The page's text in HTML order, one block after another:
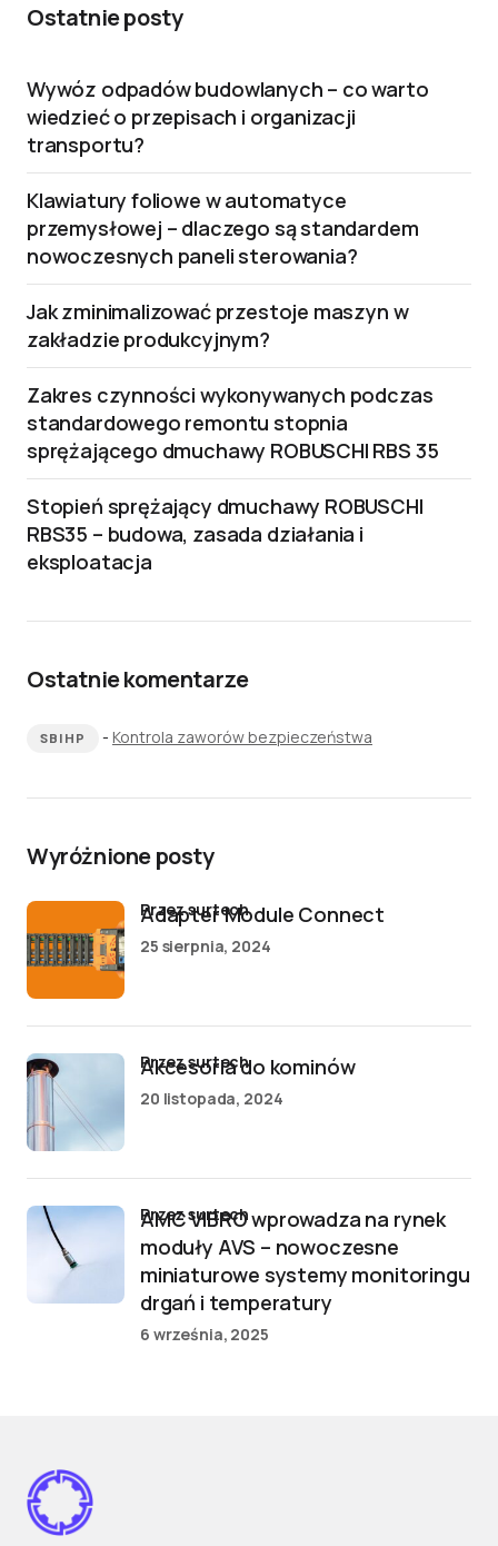
Ostatnie posty
Wywóz odpadów budowlanych – co warto
wiedzieć o przepisach i organizacji
transportu?
Klawiatury foliowe w automatyce
przemysłowej – dlaczego są standardem
nowoczesnych paneli sterowania?
Jak zminimalizować przestoje maszyn w
zakładzie produkcyjnym?
Zakres czynności wykonywanych podczas
standardowego remontu stopnia
sprężającego dmuchawy ROBUSCHI RBS 35
Stopień sprężający dmuchawy ROBUSCHI
RBS35 – budowa, zasada działania i
eksploatacja
Ostatnie komentarze
SBIHP - Kontrola zaworów bezpieczeństwa
Wyróżnione posty
Adapter Module Connect
przez surtech
25 sierpnia, 2024
Akcesoria do kominów
przez surtech
20 listopada, 2024
AMC VIBRO wprowadza na rynek
moduły AVS – nowoczesne
miniaturowe systemy monitoringu
drgań i temperatury
przez surtech
6 września, 2025